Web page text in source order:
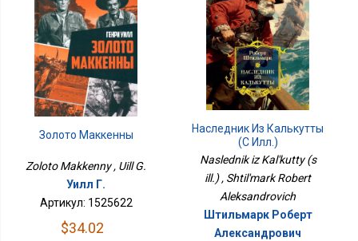
Золото Маккенны
Zoloto Makkenny , Uill G.
Уилл Г.
Артикул: 1525622
$34.02
Наследник Из Калькутты
(с Илл.)
Naslednik iz Kal'kutty (s
ill.) , Shtil'mark Robert
Aleksandrovich
Штильмарк Роберт
Александрович